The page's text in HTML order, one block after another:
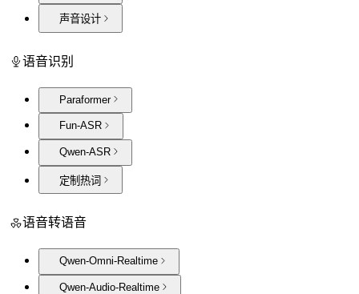
声音设计
语音识别
Paraformer
Fun-ASR
Qwen-ASR
定制热词
语音转语音
Qwen-Omni-Realtime
Qwen-Audio-Realtime